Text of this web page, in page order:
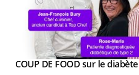
Youtube
COUP DE FOOD sur le diabète